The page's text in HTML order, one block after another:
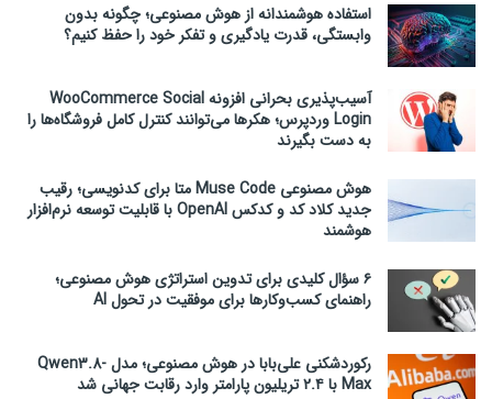
استفاده هوشمندانه از هوش مصنوعی؛ چگونه بدون
وابستگی، قدرت یادگیری و تفکر خود را حفظ کنیم؟
آسیب‌پذیری بحرانی افزونه WooCommerce Social
Login وردپرس؛ هکرها می‌توانند کنترل کامل فروشگاه‌ها را
به دست بگیرند
هوش مصنوعی Muse Code متا برای کدنویسی؛ رقیب
جدید کلاد کد و کدکس OpenAI با قابلیت توسعه نرم‌افزار
هوشمند
۶ سؤال کلیدی برای تدوین استراتژی هوش مصنوعی؛
راهنمای کسب‌وکارها برای موفقیت در تحول AI
رکوردشکنی علی‌بابا در هوش مصنوعی؛ مدل Qwen3.8-
Max با ۲.۴ تریلیون پارامتر وارد رقابت جهانی شد